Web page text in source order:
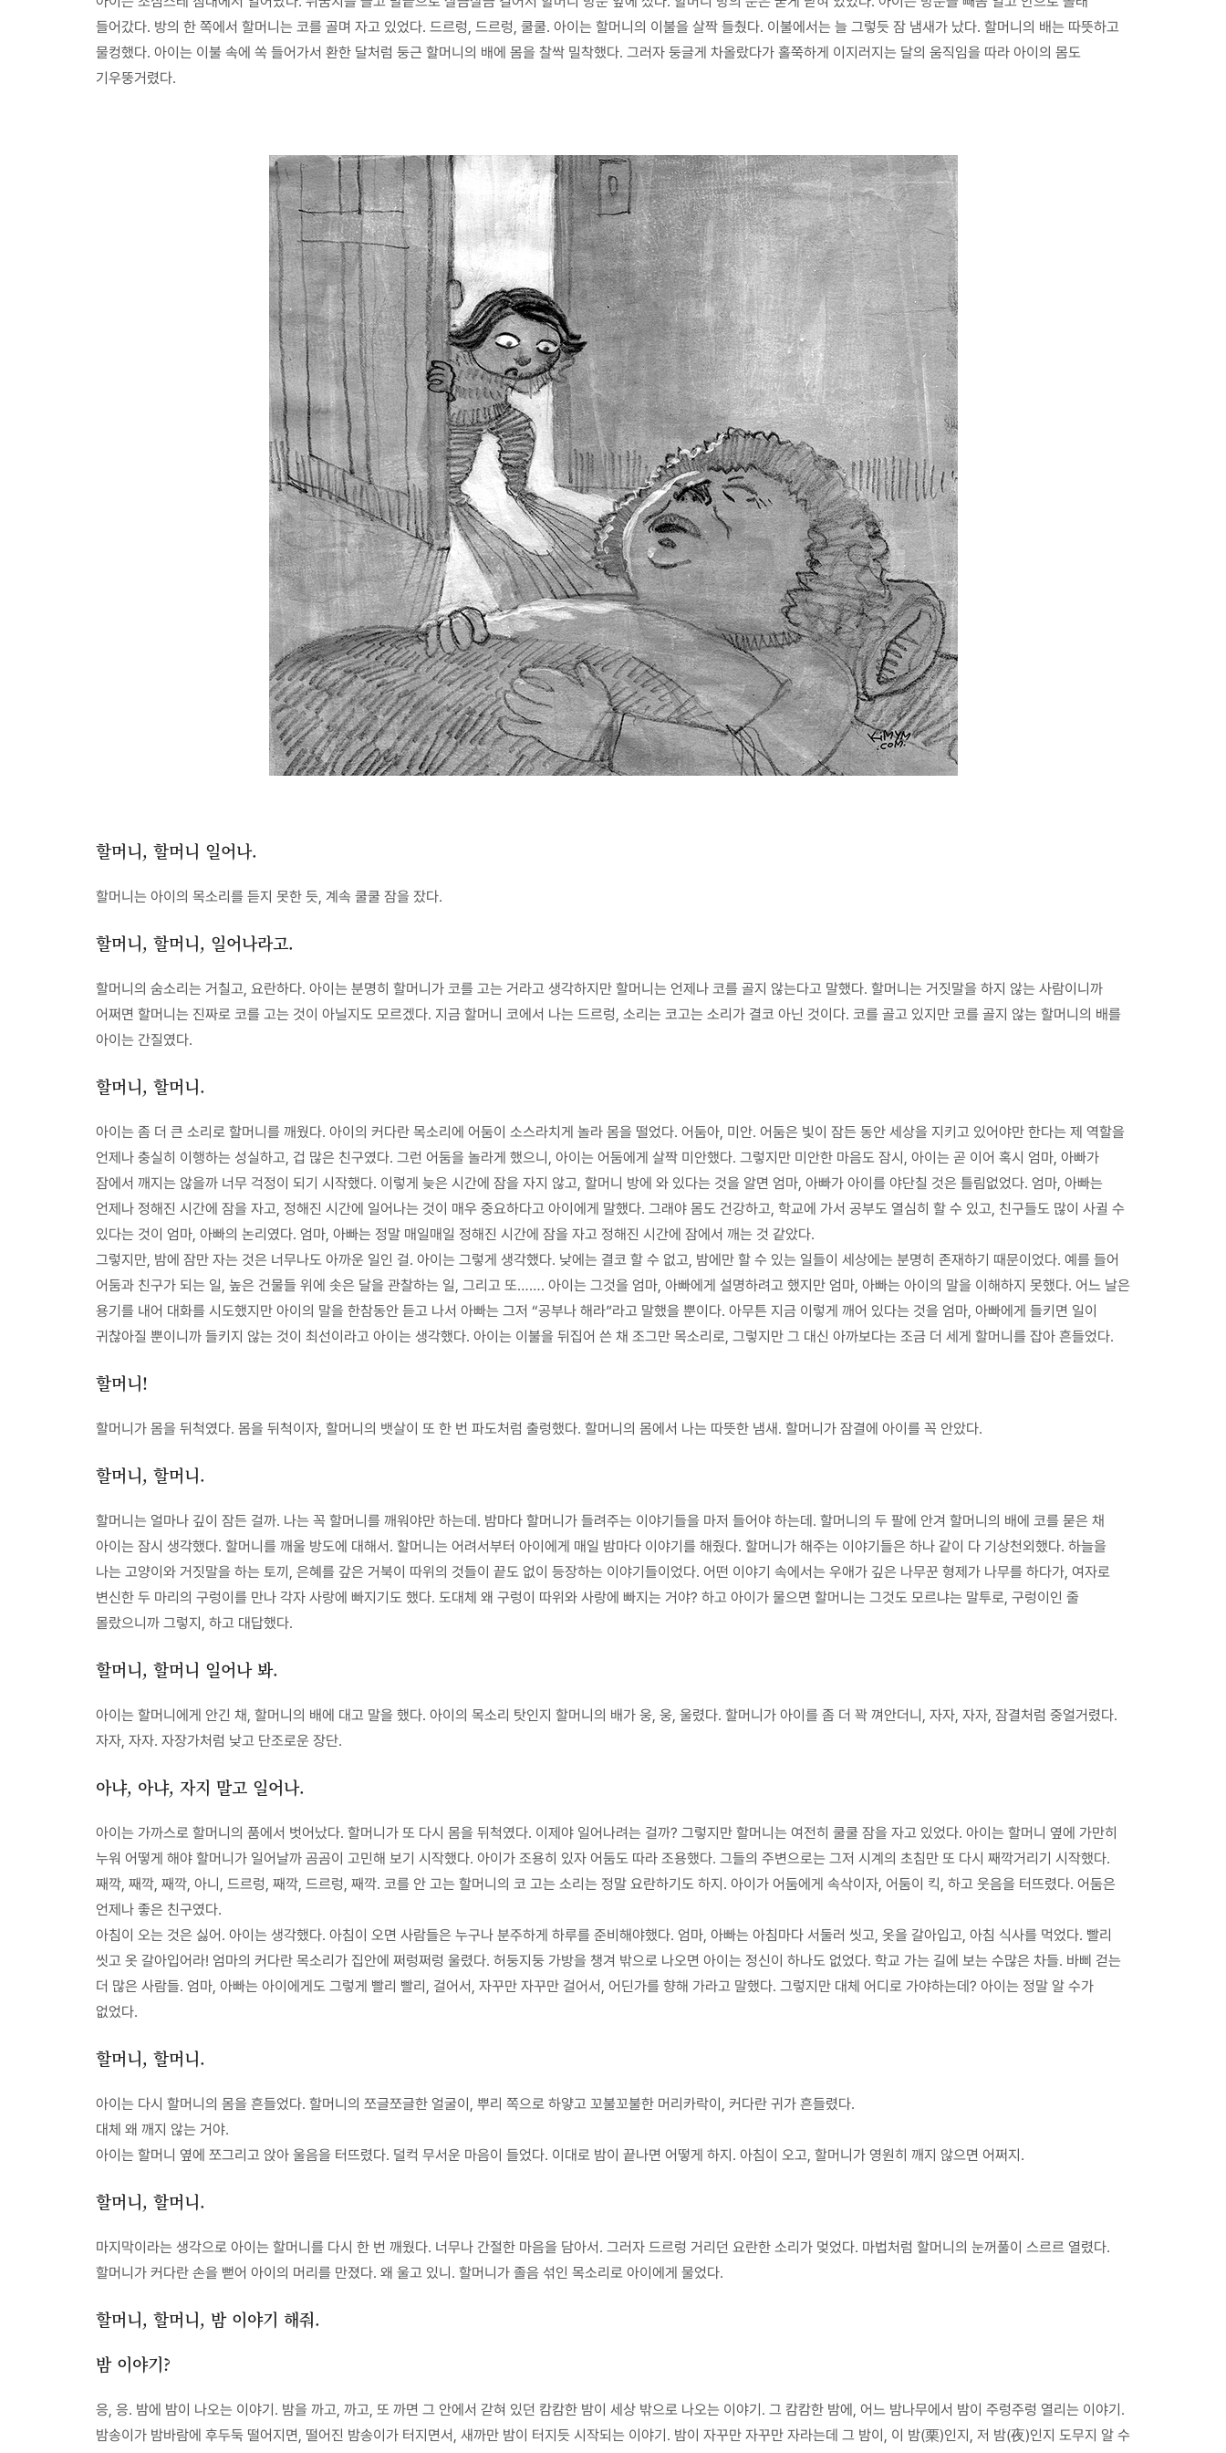
들어갔다. 방의 한 쪽에서 할머니는 코를 골며 자고 있었다. 드르렁, 드르렁, 쿨쿨. 아이는 할머니의 이불을 살짝 들췄다. 이불에서는 늘 그렇듯 잠 냄새가 났다. 할머니의 배는 따뜻하고
물컹했다. 아이는 이불 속에 쏙 들어가서 환한 달처럼 둥근 할머니의 배에 몸을 찰싹 밀착했다. 그러자 둥글게 차올랐다가 홀쭉하게 이지러지는 달의 움직임을 따라 아이의 몸도
기우뚱거렸다.
할머니, 할머니 일어나.
할머니는 아이의 목소리를 듣지 못한 듯, 계속 쿨쿨 잠을 잤다.
할머니, 할머니, 일어나라고.
할머니의 숨소리는 거칠고, 요란하다. 아이는 분명히 할머니가 코를 고는 거라고 생각하지만 할머니는 언제나 코를 골지 않는다고 말했다. 할머니는 거짓말을 하지 않는 사람이니까
어쩌면 할머니는 진짜로 코를 고는 것이 아닐지도 모르겠다. 지금 할머니 코에서 나는 드르렁, 소리는 코고는 소리가 결코 아닌 것이다. 코를 골고 있지만 코를 골지 않는 할머니의 배를
아이는 간질였다.
할머니, 할머니.
아이는 좀 더 큰 소리로 할머니를 깨웠다. 아이의 커다란 목소리에 어둠이 소스라치게 놀라 몸을 떨었다. 어둠아, 미안. 어둠은 빛이 잠든 동안 세상을 지키고 있어야만 한다는 제 역할을
언제나 충실히 이행하는 성실하고, 겁 많은 친구였다. 그런 어둠을 놀라게 했으니, 아이는 어둠에게 살짝 미안했다. 그렇지만 미안한 마음도 잠시, 아이는 곧 이어 혹시 엄마, 아빠가
잠에서 깨지는 않을까 너무 걱정이 되기 시작했다. 이렇게 늦은 시간에 잠을 자지 않고, 할머니 방에 와 있다는 것을 알면 엄마, 아빠가 아이를 야단칠 것은 틀림없었다. 엄마, 아빠는
언제나 정해진 시간에 잠을 자고, 정해진 시간에 일어나는 것이 매우 중요하다고 아이에게 말했다. 그래야 몸도 건강하고, 학교에 가서 공부도 열심히 할 수 있고, 친구들도 많이 사귈 수
있다는 것이 엄마, 아빠의 논리였다. 엄마, 아빠는 정말 매일매일 정해진 시간에 잠을 자고 정해진 시간에 잠에서 깨는 것 같았다.
그렇지만, 밤에 잠만 자는 것은 너무나도 아까운 일인 걸. 아이는 그렇게 생각했다. 낮에는 결코 할 수 없고, 밤에만 할 수 있는 일들이 세상에는 분명히 존재하기 때문이었다. 예를 들어
어둠과 친구가 되는 일, 높은 건물들 위에 솟은 달을 관찰하는 일, 그리고 또……. 아이는 그것을 엄마, 아빠에게 설명하려고 했지만 엄마, 아빠는 아이의 말을 이해하지 못했다. 어느 날은
용기를 내어 대화를 시도했지만 아이의 말을 한참동안 듣고 나서 아빠는 그저 “공부나 해라”라고 말했을 뿐이다. 아무튼 지금 이렇게 깨어 있다는 것을 엄마, 아빠에게 들키면 일이
귀찮아질 뿐이니까 들키지 않는 것이 최선이라고 아이는 생각했다. 아이는 이불을 뒤집어 쓴 채 조그만 목소리로, 그렇지만 그 대신 아까보다는 조금 더 세게 할머니를 잡아 흔들었다.
할머니!
할머니가 몸을 뒤척였다. 몸을 뒤척이자, 할머니의 뱃살이 또 한 번 파도처럼 출렁했다. 할머니의 몸에서 나는 따뜻한 냄새. 할머니가 잠결에 아이를 꼭 안았다.
할머니, 할머니.
할머니는 얼마나 깊이 잠든 걸까. 나는 꼭 할머니를 깨워야만 하는데. 밤마다 할머니가 들려주는 이야기들을 마저 들어야 하는데. 할머니의 두 팔에 안겨 할머니의 배에 코를 묻은 채
아이는 잠시 생각했다. 할머니를 깨울 방도에 대해서. 할머니는 어려서부터 아이에게 매일 밤마다 이야기를 해줬다. 할머니가 해주는 이야기들은 하나 같이 다 기상천외했다. 하늘을
나는 고양이와 거짓말을 하는 토끼, 은혜를 갚은 거북이 따위의 것들이 끝도 없이 등장하는 이야기들이었다. 어떤 이야기 속에서는 우애가 깊은 나무꾼 형제가 나무를 하다가, 여자로
변신한 두 마리의 구렁이를 만나 각자 사랑에 빠지기도 했다. 도대체 왜 구렁이 따위와 사랑에 빠지는 거야? 하고 아이가 물으면 할머니는 그것도 모르냐는 말투로, 구렁이인 줄
몰랐으니까 그렇지, 하고 대답했다.
할머니, 할머니 일어나 봐.
아이는 할머니에게 안긴 채, 할머니의 배에 대고 말을 했다. 아이의 목소리 탓인지 할머니의 배가 웅, 웅, 울렸다. 할머니가 아이를 좀 더 꽉 껴안더니, 자자, 자자, 잠결처럼 중얼거렸다.
자자, 자자. 자장가처럼 낮고 단조로운 장단.
아냐, 아냐, 자지 말고 일어나.
아이는 가까스로 할머니의 품에서 벗어났다. 할머니가 또 다시 몸을 뒤척였다. 이제야 일어나려는 걸까? 그렇지만 할머니는 여전히 쿨쿨 잠을 자고 있었다. 아이는 할머니 옆에 가만히
누워 어떻게 해야 할머니가 일어날까 곰곰이 고민해 보기 시작했다. 아이가 조용히 있자 어둠도 따라 조용했다. 그들의 주변으로는 그저 시계의 초침만 또 다시 째깍거리기 시작했다.
째깍, 째깍, 째깍, 아니, 드르렁, 째깍, 드르렁, 째깍. 코를 안 고는 할머니의 코 고는 소리는 정말 요란하기도 하지. 아이가 어둠에게 속삭이자, 어둠이 킥, 하고 웃음을 터뜨렸다. 어둠은
언제나 좋은 친구였다.
아침이 오는 것은 싫어. 아이는 생각했다. 아침이 오면 사람들은 누구나 분주하게 하루를 준비해야했다. 엄마, 아빠는 아침마다 서둘러 씻고, 옷을 갈아입고, 아침 식사를 먹었다. 빨리
씻고 옷 갈아입어라! 엄마의 커다란 목소리가 집안에 쩌렁쩌렁 울렸다. 허둥지둥 가방을 챙겨 밖으로 나오면 아이는 정신이 하나도 없었다. 학교 가는 길에 보는 수많은 차들. 바삐 걷는
더 많은 사람들. 엄마, 아빠는 아이에게도 그렇게 빨리 빨리, 걸어서, 자꾸만 자꾸만 걸어서, 어딘가를 향해 가라고 말했다. 그렇지만 대체 어디로 가야하는데? 아이는 정말 알 수가
없었다.
할머니, 할머니.
아이는 다시 할머니의 몸을 흔들었다. 할머니의 쪼글쪼글한 얼굴이, 뿌리 쪽으로 하얗고 꼬불꼬불한 머리카락이, 커다란 귀가 흔들렸다.
대체 왜 깨지 않는 거야.
아이는 할머니 옆에 쪼그리고 앉아 울음을 터뜨렸다. 덜컥 무서운 마음이 들었다. 이대로 밤이 끝나면 어떻게 하지. 아침이 오고, 할머니가 영원히 깨지 않으면 어쩌지.
할머니, 할머니.
마지막이라는 생각으로 아이는 할머니를 다시 한 번 깨웠다. 너무나 간절한 마음을 담아서. 그러자 드르렁 거리던 요란한 소리가 멎었다. 마법처럼 할머니의 눈꺼풀이 스르르 열렸다.
할머니가 커다란 손을 뻗어 아이의 머리를 만졌다. 왜 울고 있니. 할머니가 졸음 섞인 목소리로 아이에게 물었다.
할머니, 할머니, 밤 이야기 해줘.
밤 이야기?
응, 응. 밤에 밤이 나오는 이야기. 밤을 까고, 까고, 또 까면 그 안에서 갇혀 있던 캄캄한 밤이 세상 밖으로 나오는 이야기. 그 캄캄한 밤에, 어느 밤나무에서 밤이 주렁주렁 열리는 이야기.
밤송이가 밤바람에 후두둑 떨어지면, 떨어진 밤송이가 터지면서, 새까만 밤이 터지듯 시작되는 이야기. 밤이 자꾸만 자꾸만 자라는데 그 밤이, 이 밤(栗)인지, 저 밤(夜)인지 도무지 알 수